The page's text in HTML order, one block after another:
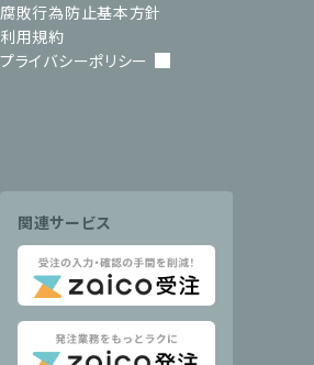
腐敗行為防止基本方針
利用規約
プライバシーポリシー
関連サービス